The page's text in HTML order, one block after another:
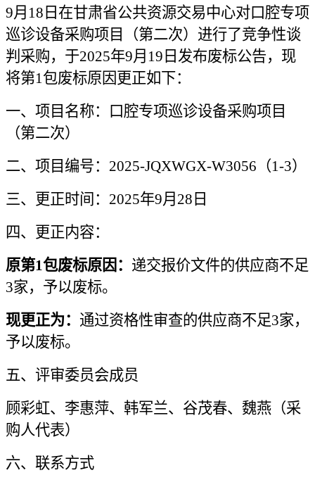
9月 18 日在甘肃省公共资源交易中心对口腔专项
巡诊设备采购项目 （第二次） 进行了竞争性谈
判采购， 于2025年9月19日发布废标公告， 现
将第1包废标原因 更正如下：
一、项目名称：
口腔专项巡诊设备采购项目
（第二次）
二、项目编号： 2025-JQXWGX-W3056 （1-3）
三、
更正时间： 2025年9月 28 日
四、
更正内容：
原第1包废标原因： 递交报价文件的供应商不足
3家，予以废标。
现更正为： 通过资格性审查的供应商不足3家，
予以废标。
五、评审委员会成员
顾彩虹、 李惠萍、 韩军兰、 谷茂春、 魏燕 （采
购人代表）
六、联系方式